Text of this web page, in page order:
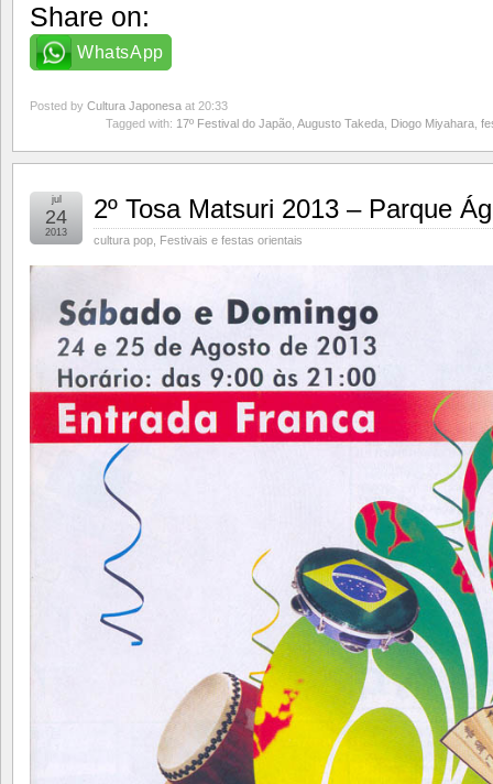
Share on:
WhatsApp
Posted by Cultura Japonesa at 20:33
Tagged with: 17º Festival do Japão Augusto Takeda Diogo Miyahara
2º Tosa Matsuri 2013 – Parque
cultura pop Festivais e festas orientais
jul
24
2013